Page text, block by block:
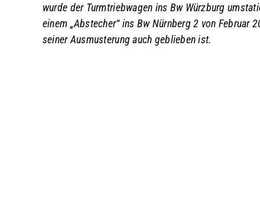
wurde der Turmtriebwagen ins Bw Würzburg
einem „Abstecher“ ins Bw Nürnberg 2 von Februar
seiner Ausmusterung auch geblieben ist.